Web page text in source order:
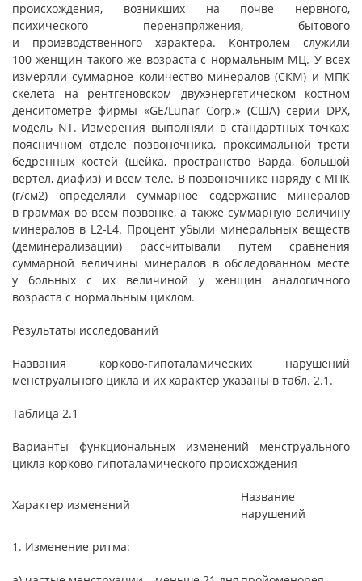
происхождения, возникших на почве нервного,
психического перенапряжения, бытового
и производственного характера. Контролем служили
100 женщин такого же возраста с нормальным МЦ. У всех
измеряли суммарное количество минералов (СКМ) и МПК
скелета на рентгеновском двухэнергетическом костном
денситометре фирмы «GЕ/Lunar Corp.» (США) серии DPX,
модель NT. Измерения выполняли в стандартных точках:
поясничном отделе позвоночника, проксимальной трети
бедренных костей (шейка, пространство Варда, большой
вертел, диафиз) и всем теле. В позвоночнике наряду с МПК
(г/см2) определяли суммарное содержание минералов
в граммах во всем позвонке, а также суммарную величину
минералов в L2-L4. Процент убыли минеральных веществ
(деминерализации) рассчитывали путем сравнения
суммарной величины минералов в обследованном месте
у больных с их величиной у женщин аналогичного
возраста с нормальным циклом.
Результаты исследований
Названия корково-гипоталамических нарушений
менструального цикла и их характер указаны в табл. 2.1.
Таблица 2.1
Варианты функциональных изменений менструального
цикла корково-гипоталамического происхождения
Характер изменений
Название
нарушений
1. Изменение ритма: